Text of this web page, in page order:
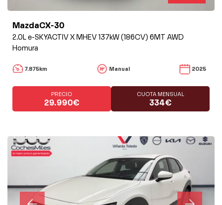
MazdaCX-30
2.0L e-SKYACTIV X MHEV 137kW (186CV) 6MT AWD
Homura
7.875km Manual 2025
PRECIO
29.990€
CUOTA MENSUAL
334€